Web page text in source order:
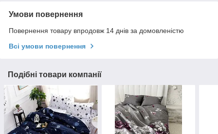
Умови повернення
Повернення товару впродовж 14 днів за домовленістю
Всі умови повернення
Подібні товари компанії